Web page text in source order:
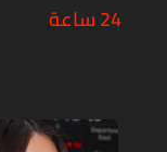
24 ساعة